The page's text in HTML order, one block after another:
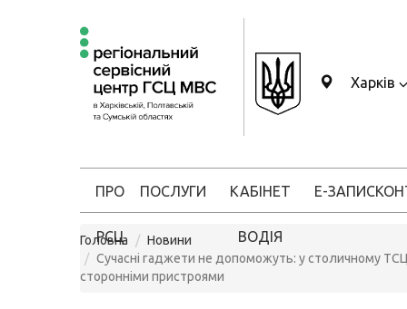
Харків
ПРО
РСЦ
ПОСЛУГИ КАБІНЕТ
ВОДІЯ
Е-ЗАПИС
Головна
Новини
Сучасні гаджети не допоможуть: у столичному
сторонніми пристроями